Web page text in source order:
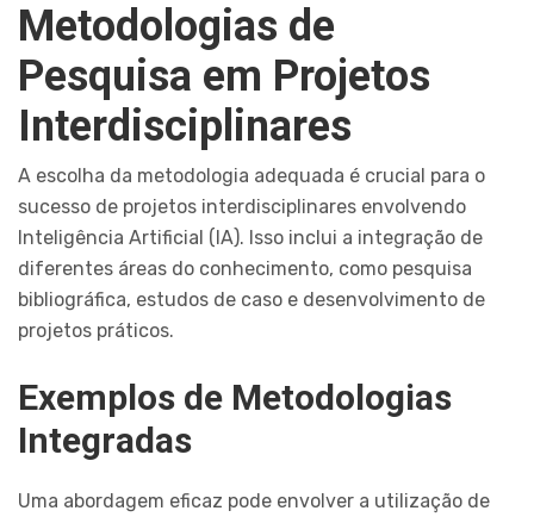
Metodologias de
Pesquisa em Projetos
Interdisciplinares
A escolha da metodologia adequada é crucial para o
sucesso de projetos interdisciplinares envolvendo
Inteligência Artificial (IA). Isso inclui a integração de
diferentes áreas do conhecimento, como pesquisa
bibliográfica, estudos de caso e desenvolvimento de
projetos práticos.
Exemplos de Metodologias
Integradas
Uma abordagem eficaz pode envolver a utilização de